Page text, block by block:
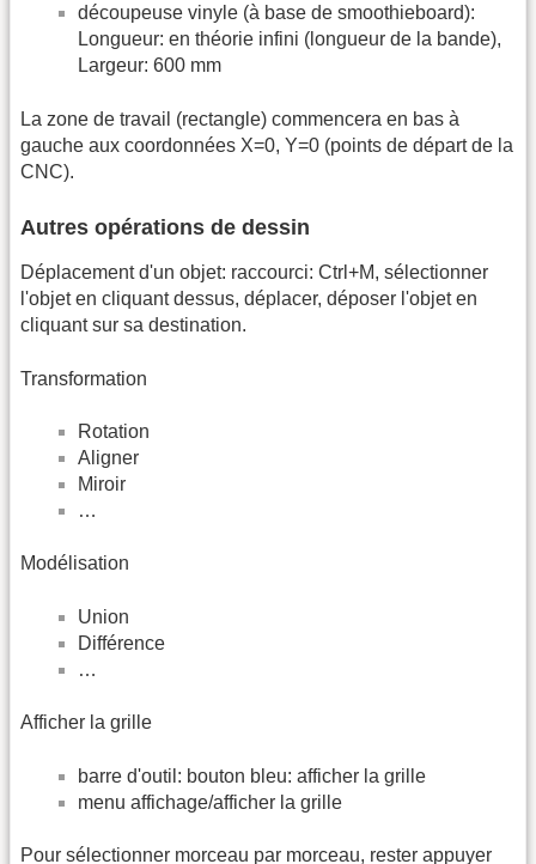
découpeuse vinyle (à base de smoothieboard):
Longueur: en théorie infini (longueur de la bande),
Largeur: 600 mm
La zone de travail (rectangle) commencera en bas à
gauche aux coordonnées X=0, Y=0 (points de départ de la
CNC).
Autres opérations de dessin
Déplacement d'un objet: raccourci: Ctrl+M, sélectionner
l'objet en cliquant dessus, déplacer, déposer l'objet en
cliquant sur sa destination.
Transformation
Rotation
Aligner
Miroir
…
Modélisation
Union
Différence
…
Afficher la grille
barre d'outil: bouton bleu: afficher la grille
menu affichage/afficher la grille
Pour sélectionner morceau par morceau, rester appuyer